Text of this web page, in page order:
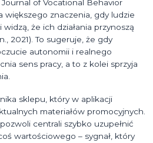
of Vocational Behavior
większego znaczenia, gdy ludzie
że ich działania przynoszą
2021). To sugeruje, że gdy
autonomii i realnego
sens pracy, a to z kolei sprzyja
sklepu, który w aplikacji
materiałów promocyjnych.
centrali szybko uzupełnić
wartościowego – sygnał, który